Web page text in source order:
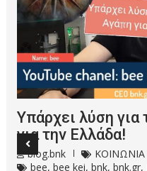
Υπάρχει λύση
για την Ελλάδα!
blog.bnk ΚΟΙΝΩΝΙΑ
bee,bee kei,bnk,bnk.gr,